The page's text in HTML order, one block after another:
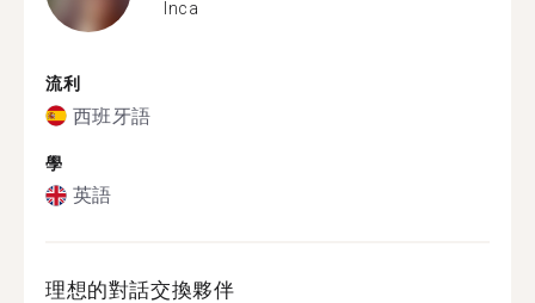
Inca
流利
西班牙語
學
英語
理想的對話交換夥伴